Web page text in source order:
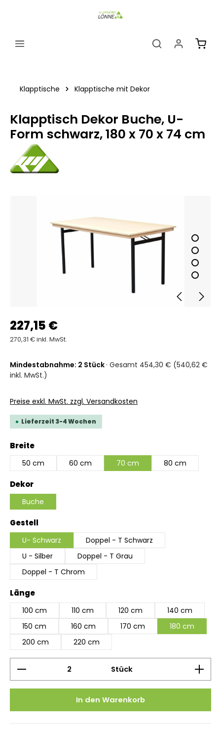
Klapptische Klapptische mit Dekor
Klapptisch Dekor Buche, U-
Form schwarz, 180 x 70 x 74 cm
227,15 €
270,31 € inkl. MwSt.
Mindestabnahme: 2 Stück · Gesamt 454,30 € (540,62 €
inkl. MwSt.)
Preise exkl. MwSt. zzgl. Versandkosten
Lieferzeit 3-4 Wochen
Breiteauswählen
50 cm 60 cm 70 cm 80 cm
Dekorauswählen
Buche
Gestell
U- Schwarz
Doppel - T Schwarz
U - Silber
Doppel - T Grau
Doppel - T Chrom
Längeauswählen
100 cm 110 cm 120 cm
140 cm
150 cm
160 cm 170 cm
180 cm
200 cm
220 cm
Produkt Anzahl: Gib den gewünschten Wert
Stück
In den Warenkorb